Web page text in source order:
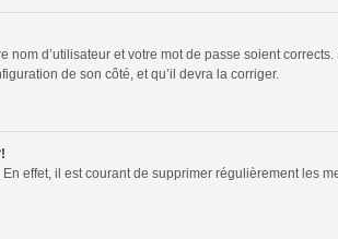
d’utilisateur et votre mot de passe soient
de son côté, et qu’il devra la corriger.
effet, il est courant de supprimer régulièrement